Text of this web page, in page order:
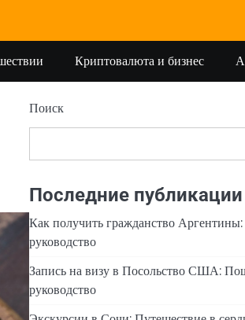
Криптовалюта и бизнес
Поиск
Последние публикации
Как получить гражданство
руководство
Запись на визу в Посольство США:
руководство